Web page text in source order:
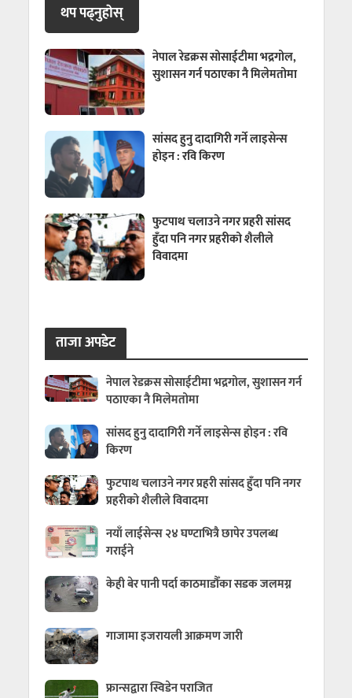
थप पढ्नुहाेस्
नेपाल रेडक्रस सोसाईटीमा भद्रगोल,
सुशासन गर्न पठाएका नै मिलेमतोमा
सांसद हुनु दादागिरी गर्ने लाइसेन्स
होइन : रवि किरण
फुटपाथ चलाउने नगर प्रहरी सांसद
हुँदा पनि नगर प्रहरीको शैलीले
विवादमा
ताजा अपडेट
नेपाल रेडक्रस सोसाईटीमा भद्रगोल, सुशासन गर्न
पठाएका नै मिलेमतोमा
सांसद हुनु दादागिरी गर्ने लाइसेन्स होइन : रवि
किरण
फुटपाथ चलाउने नगर प्रहरी सांसद हुँदा पनि नगर
प्रहरीको शैलीले विवादमा
नयाँ लाईसेन्स २४ घण्टाभित्रै छापेर उपलब्ध
गराईने
केही बेर पानी पर्दा काठमाडौँका सडक जलमग्न
गाजामा इजरायली आक्रमण जारी
फ्रान्सद्वारा स्विडेन पराजित